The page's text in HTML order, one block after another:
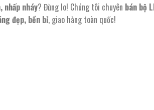
nhấp nháy? Đừng lo! Chúng tôi chuyên bán bộ
đẹp, bền bỉ, giao hàng toàn quốc!